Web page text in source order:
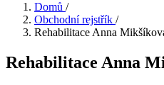
Domů /
Obchodní rejstřík /
Rehabilitace Anna
Rehabilitace Anna